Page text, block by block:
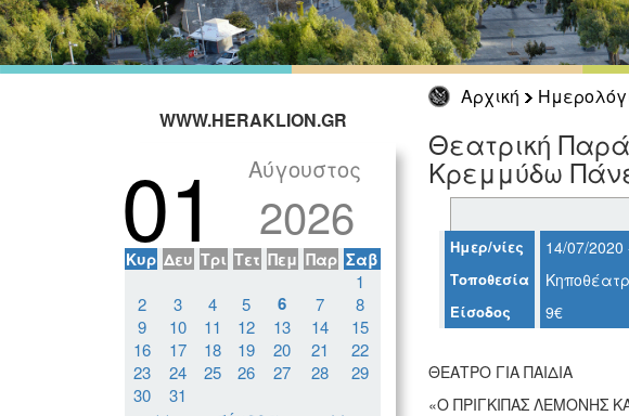
Αρχική
WWW.HERAKLION.GR
01 Αύγουστος
2026
Κυρ Δευ Τρι Τετ Πεμ Παρ Σαβ
1
2
3 4 5 6 7
8
9
10 11 12 13 14
15
16
17 18 19 20 21
22
23
24 25 26 27 28
29
30
31
Θεατρική
Κρεμμύδω
Ημερ/νίες 14/07/
Τοποθεσία
Είσοδος 9€
ΘΕΑΤΡΟ ΓΙΑ ΠΑΙΔΙΑ
«Ο ΠΡΙΓΚΙΠΑΣ ΛΕΜΟΝΗΣ